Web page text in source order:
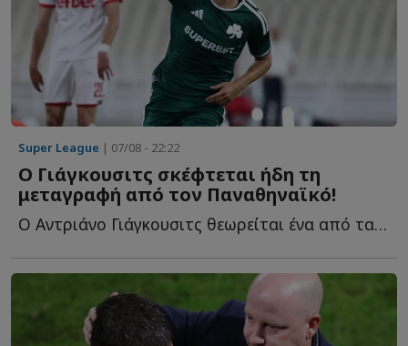
Super League | 07/08 - 22:22
Ο Γιάγκουσιτς σκέφτεται ήδη τη
μεταγραφή από τον Παναθηναϊκό!
Ο Αντριάνο Γιάγκουσιτς θεωρείται ένα από τα μεγαλύτερα π...